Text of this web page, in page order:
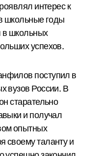
интерес к
школьные годы
в школьных
успехов.
поступил в
вузов России. В
старательно
и получал
опытных
своему таланту и